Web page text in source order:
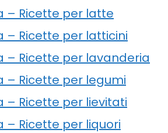
– Ricette per latte
– Ricette per latticini
– Ricette per lavanderia
– Ricette per legumi
– Ricette per lievitati
– Ricette per liquori